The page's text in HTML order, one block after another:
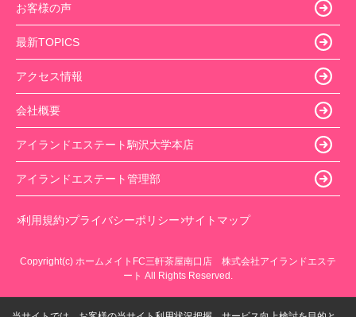
お客様の声
最新TOPICS
アクセス情報
会社概要
アイランドエステート駒沢大学本店
アイランドエステート管理部
利用規約 プライバシーポリシー サイトマップ
Copyright(c) ホームメイトFC三軒茶屋南口店 株式会社アイランドエステ
ート All Rights Reserved.